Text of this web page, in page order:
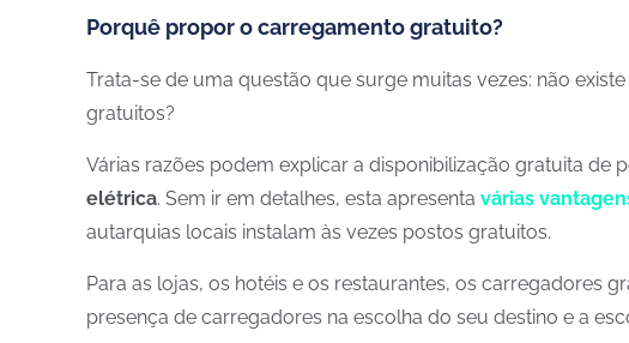
Porquê propor o carregamento gratuito?
Trata-se de uma questão que surge muitas vezes: não
gratuitos?
Várias razões podem explicar a disponibilização gratuita de
elétrica. Sem ir em detalhes, esta apresenta várias
autarquias locais instalam às vezes postos gratuitos.
Para as lojas, os hotéis e os restaurantes, os carregadores
presença de carregadores na escolha do seu destino e a